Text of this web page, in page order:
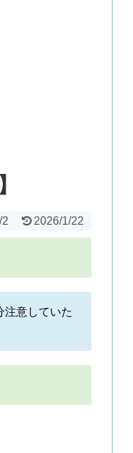
2026/1/22
注意していた